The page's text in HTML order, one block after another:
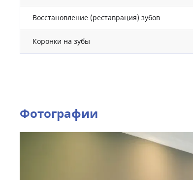
Восстановление (реставрация) зубов
Коронки на зубы
Фотографии